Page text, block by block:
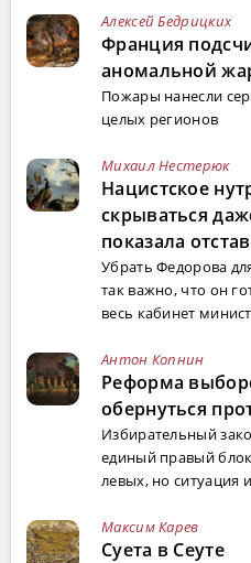
Алексей Бедрицких
Франция
аномальной
Пожары нанесли
целых регионов
Михаил Нестерюк
Нацистское
скрываться
показала
Убрать Федорова
так важно, что он
весь кабинет
Антон Копнин
Реформа
обернуться
Избирательный
единый правый
левых, но ситуация
Максим Карев
Суета в Сеуте